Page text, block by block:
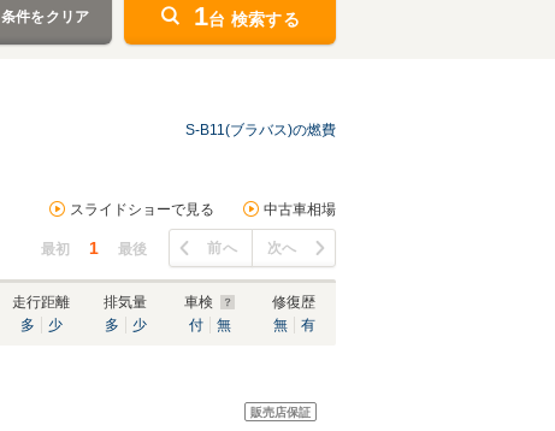
条件をクリア 1台 検索する
S-B11(ブラバス)の燃費
スライドショーで見る 中古車相場
最初 1 最後 前へ 次へ
走行距離
多
少
排気量
多
少
車検
付
無
修復歴
無
有
販売店保証